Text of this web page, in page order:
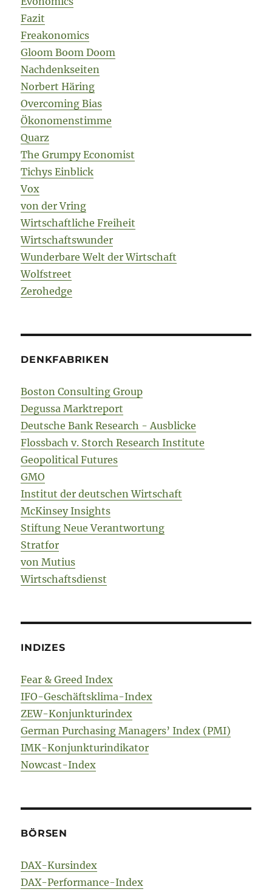
Fazit
Freakonomics
Gloom Boom Doom
Nachdenkseiten
Norbert Häring
Overcoming Bias
Ökonomenstimme
Quarz
The Grumpy Economist
Tichys Einblick
Vox
von der Vring
Wirtschaftliche Freiheit
Wirtschaftswunder
Wunderbare Welt der Wirtschaft
Wolfstreet
Zerohedge
DENKFABRIKEN
Boston Consulting Group
Degussa Marktreport
Deutsche Bank Research - Ausblicke
Flossbach v. Storch Research Institute
Geopolitical Futures
GMO
Institut der deutschen Wirtschaft
McKinsey Insights
Stiftung Neue Verantwortung
Stratfor
von Mutius
Wirtschaftsdienst
INDIZES
Fear & Greed Index
IFO-Geschäftsklima-Index
ZEW-Konjunkturindex
German Purchasing Managers’ Index (PMI)
IMK-Konjunkturindikator
Nowcast-Index
BÖRSEN
DAX-Kursindex
DAX-Performance-Index